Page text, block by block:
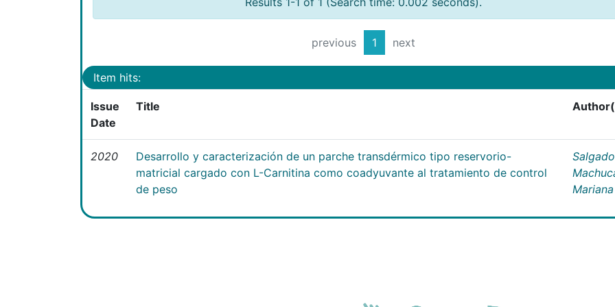
previous 1 next
Item hits:
Issue
Date
Title
2020
Desarrollo y caracterización de un parche transdérmico tipo reservorio-
matricial cargado con L-Carnitina como coadyuvante al tratamiento de control
de peso
Salgado
Mariana